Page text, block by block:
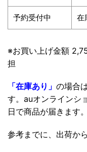
予約受付中 在
※お買い上げ金額
担
「在庫あり」 の場合
す。auオンラインシ
日で商品が届きます。
参考までに、出荷か